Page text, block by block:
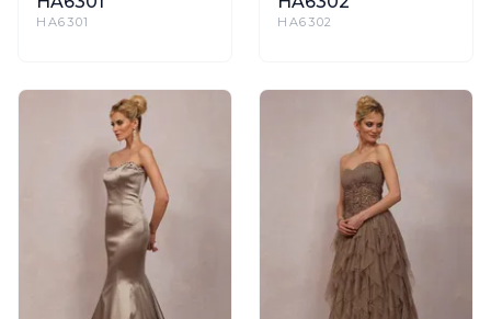
HA6301 HA6302